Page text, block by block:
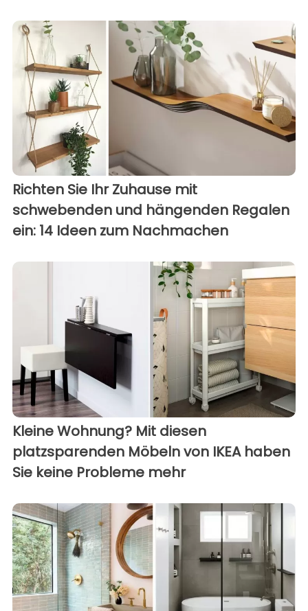
Richten Sie Ihr Zuhause mit
schwebenden und hängenden Regalen
ein: 14 Ideen zum Nachmachen
Kleine Wohnung? Mit diesen
platzsparenden Möbeln von IKEA haben
Sie keine Probleme mehr